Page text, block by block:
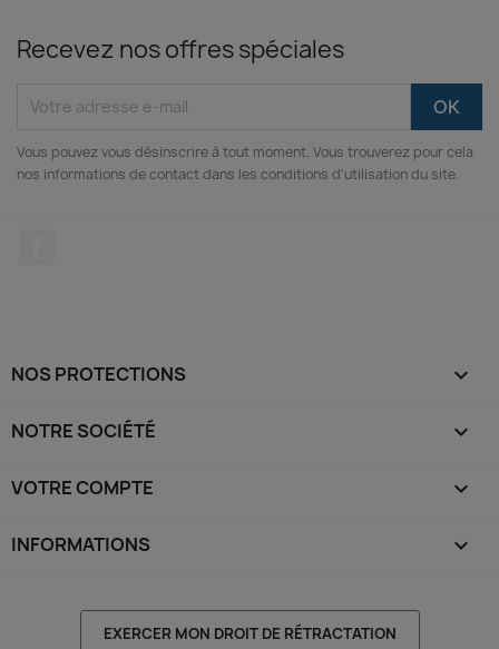
Recevez nos offres spéciales
Vous pouvez vous désinscrire à tout moment. Vous trouverez pour cela
nos informations de contact dans les conditions d'utilisation du site.
NOS PROTECTIONS 
NOTRE SOCIÉTÉ 
VOTRE COMPTE 
INFORMATIONS keyboard_arrow_down
EXERCER MON DROIT DE RÉTRACTATION